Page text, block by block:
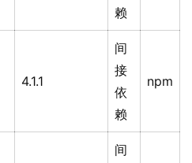
赖
4.1.1
间
接
依
赖
npm
间